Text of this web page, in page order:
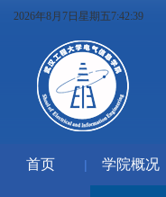
2026年8月7日星期五7:42:39
首页 | 学院概况